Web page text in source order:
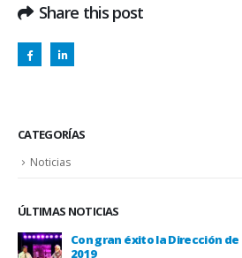
Share this post
CATEGORÍAS
Noticias
ÚLTIMAS NOTICIAS
Con gran éxito la Dirección
2019